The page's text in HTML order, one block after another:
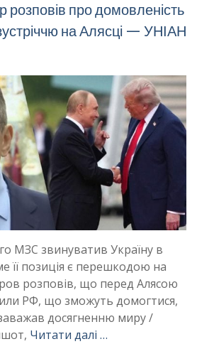
розповів про домовленість
на Алясці — УНІАН
МЗС звинуватив Україну в
її позиція є перешкодою на
розповів, що перед Алясою
РФ, що зможуть домогтися,
досягненню миру /
Читати далі …